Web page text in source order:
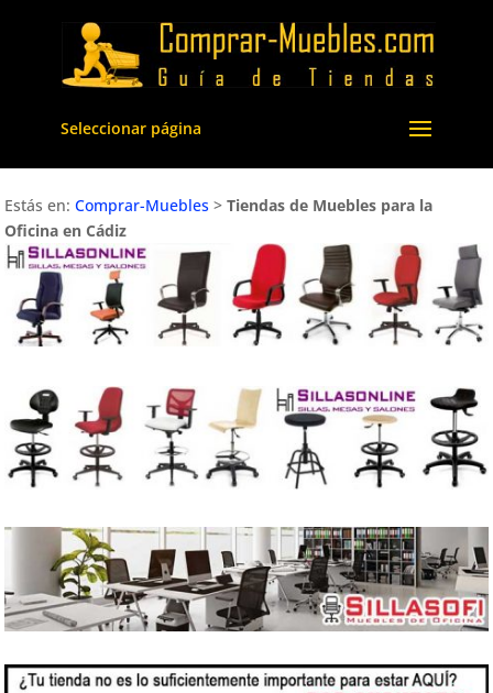
Seleccionar página
Estás en:Comprar-Muebles >Tiendas de Muebles para la
Oficina en Cádiz